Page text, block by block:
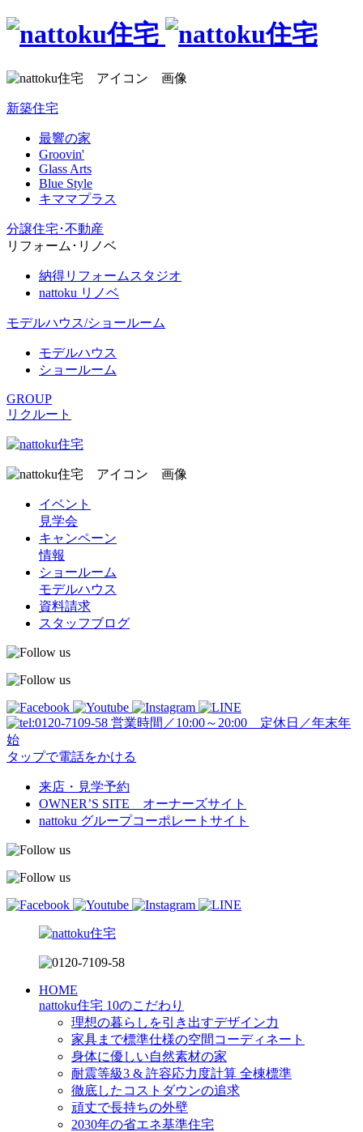
新築住宅
最響の家
Groovin'
Glass Arts
Blue Style
キママプラス
分譲住宅･不動産
リフォーム･リノベ
納得リフォームスタジオ
nattoku リノベ
モデルハウス/ショールーム
モデルハウス
ショールーム
GROUP
リクルート
イベント
見学会
キャンペーン
情報
ショールーム
モデルハウス
資料請求
スタッフブログ
営業時間／10:00～20:00 定休日／年末年
始
タップで電話をかける
来店・見学予約
OWNER’S SITE オーナーズサイト
nattoku グループコーポレートサイト
HOME
nattoku住宅 10のこだわり
理想の暮らしを引き出すデザイン力
家具まで標準仕様の空間コーディネート
身体に優しい自然素材の家
耐震等級3 & 許容応力度計算 全棟標準
徹底したコストダウンの追求
頑丈で長持ちの外壁
2030年の省エネ基準住宅